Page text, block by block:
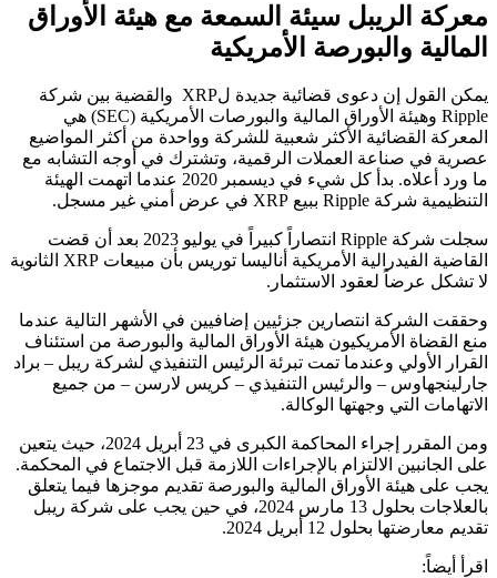
معركة الريبل سيئة السمعة مع هيئة الأوراق
المالية والبورصة الأمريكية
يمكن القول إن دعوى قضائية جديدة لXRP والقضية بين شركة
Ripple وهيئة الأوراق المالية والبورصات الأمريكية (SEC) هي
المعركة القضائية الأكثر شعبية للشركة وواحدة من أكثر المواضيع
عصرية في صناعة العملات الرقمية، وتشترك في أوجه التشابه مع
ما ورد أعلاه. بدأ كل شيء في ديسمبر 2020 عندما اتهمت الهيئة
التنظيمية شركة Ripple ببيع XRP في عرض أمني غير مسجل.
سجلت شركة Ripple انتصاراً كبيراً في يوليو 2023 بعد أن قضت
القاضية الفيدرالية الأمريكية أناليسا توريس بأن مبيعات XRP الثانوية
لا تشكل عرضاً لعقود الاستثمار.
وحققت الشركة انتصارين جزئيين إضافيين في الأشهر التالية عندما
منع القضاة الأمريكيون هيئة الأوراق المالية والبورصة من استئناف
القرار الأولي وعندما تمت تبرئة الرئيس التنفيذي لشركة ريبل – براد
جارلينجهاوس – والرئيس التنفيذي – كريس لارسن – من جميع
الاتهامات التي وجهتها الوكالة.
ومن المقرر إجراء المحاكمة الكبرى في 23 أبريل 2024، حيث يتعين
على الجانبين الالتزام بالإجراءات اللازمة قبل الاجتماع في المحكمة.
يجب على هيئة الأوراق المالية والبورصة تقديم موجزها فيما يتعلق
بالعلاجات بحلول 13 مارس 2024، في حين يجب على شركة ريبل
تقديم معارضتها بحلول 12 أبريل 2024.
اقرأ أيضاً: